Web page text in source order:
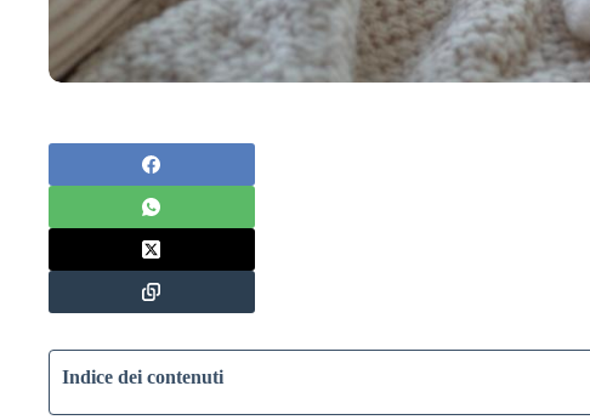
Indice dei contenuti